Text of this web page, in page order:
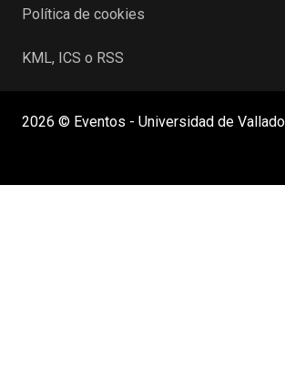
Política de cookies
KML, ICS o RSS
2026 © Eventos - Universidad de